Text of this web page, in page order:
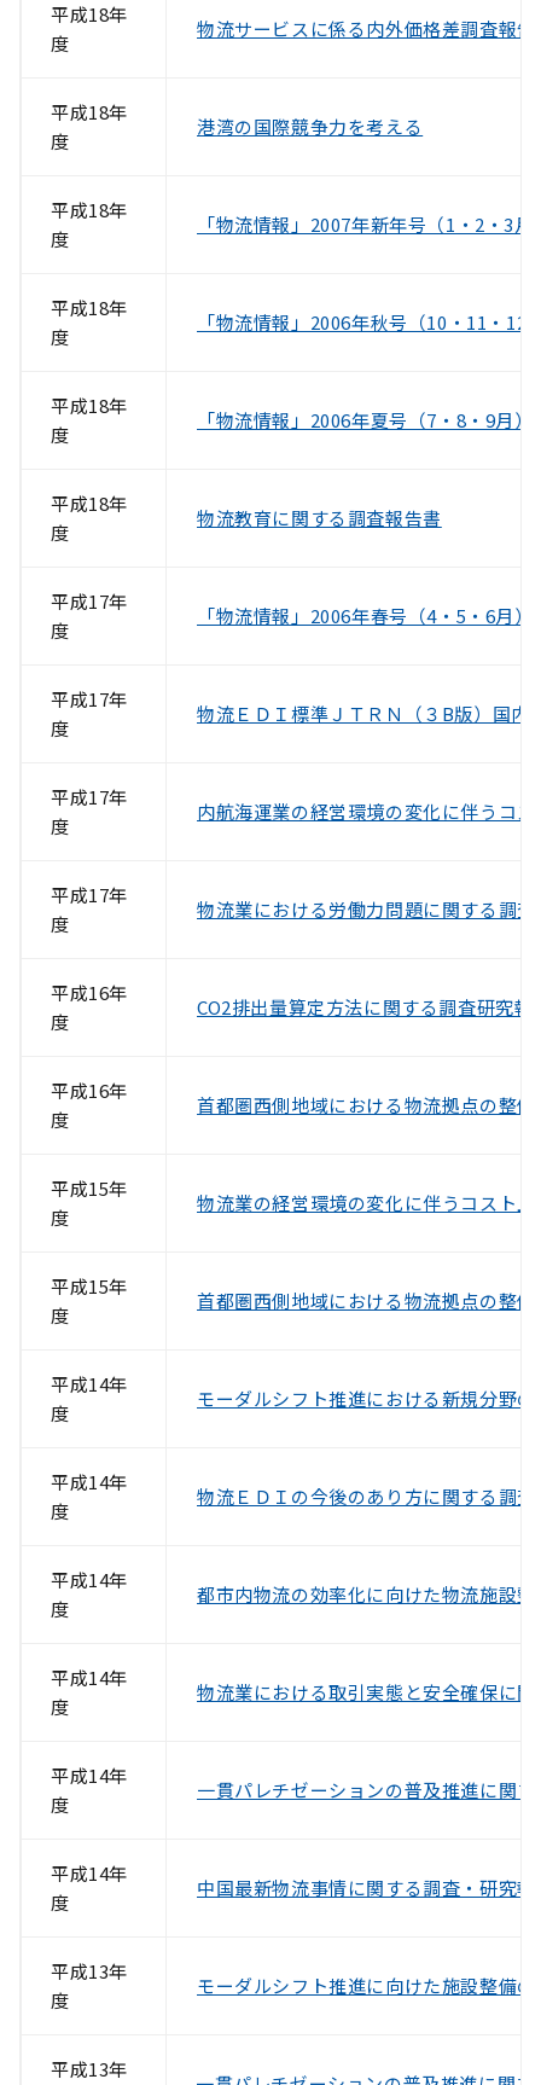
平成18年
度
物流サービスに係る内外価格差調査報告
平成18年
度
港湾の国際競争力を考える
平成18年
度
「物流情報」2007年新年号（1・2・3月
平成18年
度
「物流情報」2006年秋号（10・11・12
平成18年
度
「物流情報」2006年夏号（7・8・9月）
平成18年
度
物流教育に関する調査報告書
平成17年
度
「物流情報」2006年春号（4・5・6月）
平成17年
度
物流ＥＤＩ標準ＪＴＲＮ（３B版）国内
平成17年
度
内航海運業の経営環境の変化に伴うコ
平成17年
度
物流業における労働力問題に関する調
平成16年
度
CO2排出量算定方法に関する調査研究報
平成16年
度
首都圏西側地域における物流拠点の整
平成15年
度
物流業の経営環境の変化に伴うコスト
平成15年
度
首都圏西側地域における物流拠点の整
平成14年
度
モーダルシフト推進における新規分野
平成14年
度
物流ＥＤＩの今後のあり方に関する調
平成14年
度
都市内物流の効率化に向けた物流施設
平成14年
度
物流業における取引実態と安全確保に
平成14年
度
一貫パレチゼーションの普及推進に関
平成14年
度
中国最新物流事情に関する調査・研究報
平成13年
度
モーダルシフト推進に向けた施設整備
平成13年